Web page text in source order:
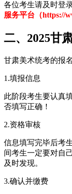
各位考生请及时登
服务平台（https://
二、2025甘
甘肃美术统考的报
1.填报信息
此阶段考生要认真
否填写正确！
2.资格审核
信息填写完毕后考
间考生一定要对自
及时发现。
3.确认并缴费